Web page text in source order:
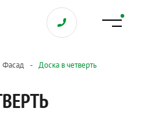
Фасад Доска в четверть